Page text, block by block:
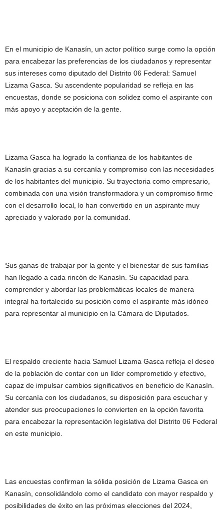
En el municipio de Kanasín, un actor político surge como la opción
para encabezar las preferencias de los ciudadanos y representar
sus intereses como diputado del Distrito 06 Federal: Samuel
Lizama Gasca. Su ascendente popularidad se refleja en las
encuestas, donde se posiciona con solidez como el aspirante con
más apoyo y aceptación de la gente.
Lizama Gasca ha logrado la confianza de los habitantes de
Kanasín gracias a su cercanía y compromiso con las necesidades
de los habitantes del municipio. Su trayectoria como empresario,
combinada con una visión transformadora y un compromiso firme
con el desarrollo local, lo han convertido en un aspirante muy
apreciado y valorado por la comunidad.
Sus ganas de trabajar por la gente y el bienestar de sus familias
han llegado a cada rincón de Kanasín. Su capacidad para
comprender y abordar las problemáticas locales de manera
integral ha fortalecido su posición como el aspirante más idóneo
para representar al municipio en la Cámara de Diputados.
El respaldo creciente hacia Samuel Lizama Gasca refleja el deseo
de la población de contar con un líder comprometido y efectivo,
capaz de impulsar cambios significativos en beneficio de Kanasín.
Su cercanía con los ciudadanos, su disposición para escuchar y
atender sus preocupaciones lo convierten en la opción favorita
para encabezar la representación legislativa del Distrito 06 Federal
en este municipio.
Las encuestas confirman la sólida posición de Lizama Gasca en
Kanasín, consolidándolo como el candidato con mayor respaldo y
posibilidades de éxito en las próximas elecciones del 2024,